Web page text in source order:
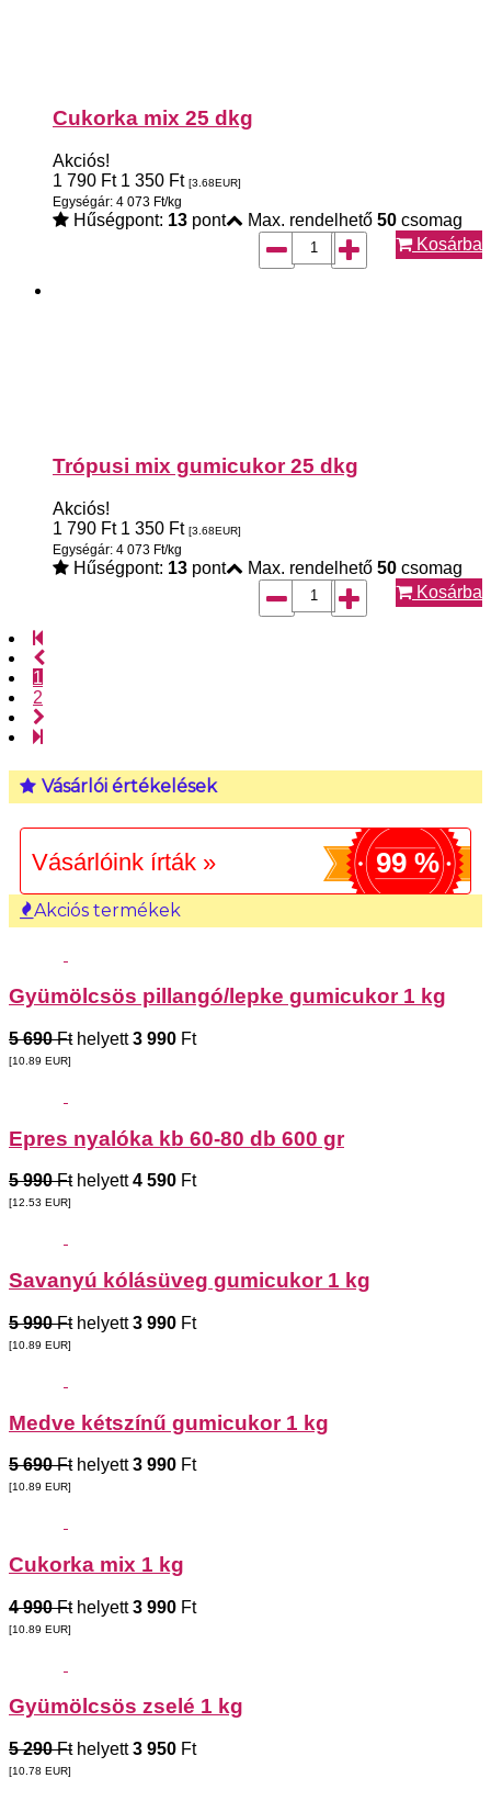
Cukorka mix 25 dkg
Akciós!
1 790 Ft 1 350 Ft [3.68EUR]
Egységár: 4 073 Ft/kg
Hűségpont: 13 pont Max. rendelhető 50 csomag
Kosárba
Trópusi mix gumicukor 25 dkg
Akciós!
1 790 Ft 1 350 Ft [3.68EUR]
Egységár: 4 073 Ft/kg
Hűségpont: 13 pont Max. rendelhető 50 csomag
Kosárba
1
2
Vásárlói értékelések
Vásárlóink írták » 99 %
Akciós termékek
Gyümölcsös pillangó/lepke gumicukor 1 kg
5 690 Fthelyett3 990 Ft
[10.89 EUR]
Epres nyalóka kb 60-80 db 600 gr
5 990 Fthelyett4 590 Ft
[12.53 EUR]
Savanyú kólásüveg gumicukor 1 kg
5 990 Fthelyett3 990 Ft
[10.89 EUR]
Medve kétszínű gumicukor 1 kg
5 690 Fthelyett3 990 Ft
[10.89 EUR]
Cukorka mix 1 kg
4 990 Fthelyett3 990 Ft
[10.89 EUR]
Gyümölcsös zselé 1 kg
5 290 Fthelyett3 950 Ft
[10.78 EUR]